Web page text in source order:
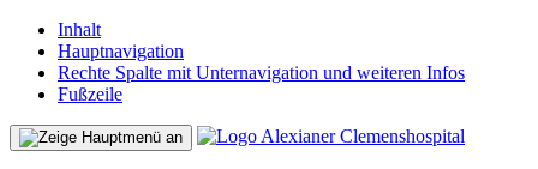
Inhalt
Hauptnavigation
Rechte Spalte mit Unternavigation und weiteren Infos
Fußzeile